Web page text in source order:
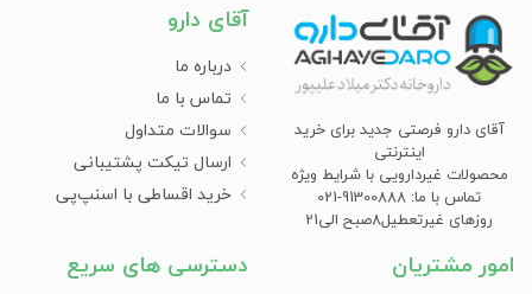
آقای دارو فرصتی جدید برای خرید
اینترنتی
محصولات غیردارویی با شرایط ویژه
تماس با ما: 91300888-021
روزهای غیرتعطیل8صبح الی21
آقای دارو
درباره ما
تماس با ما
سوالات متداول
ارسال تیکت پشتیبانی
خرید اقساطی با اسنپ‌پی
امور مشتریان دسترسی های سریع